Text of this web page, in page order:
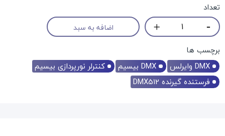
تعداد
اضافه به سبد
برچسب ها
DMX وایرلس
DMX بیسیم
کنترلر نورپردازی بیسیم
فرستنده گیرنده DMX512